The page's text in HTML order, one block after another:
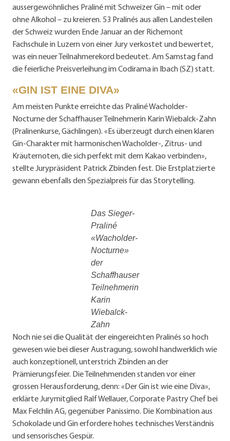
aussergewöhnliches Praliné mit Schweizer Gin – mit oder
ohne Alkohol – zu kreieren. 53 Pralinés aus allen Landesteilen
der Schweiz wurden Ende Januar an der Richemont
Fachschule in Luzern von einer Jury verkostet und bewertet,
was ein neuer Teilnahmerekord bedeutet. Am Samstag fand
die feierliche Preisverleihung im Codirama in Ibach (SZ) statt.
«GIN IST EINE DIVA»
Am meisten Punkte erreichte das Praliné Wacholder-
Nocturne der Schaffhauser Teilnehmerin Karin Wiebalck-Zahn
(Pralinenkurse, Gächlingen). «Es überzeugt durch einen klaren
Gin-Charakter mit harmonischen Wacholder-, Zitrus- und
Kräuternoten, die sich perfekt mit dem Kakao verbinden»,
stellte Jurypräsident Patrick Zbinden fest. Die Erstplatzierte
gewann ebenfalls den Spezialpreis für das Storytelling.
Das Sieger-
Praliné
«Wacholder-
Nocturne»
der
Schaffhauser
Teilnehmerin
Karin
Wiebalck-
Zahn
Noch nie sei die Qualität der eingereichten Pralinés so hoch
gewesen wie bei dieser Austragung, sowohl handwerklich wie
auch konzeptionell, unterstrich Zbinden an der
Prämierungsfeier. Die Teilnehmenden standen vor einer
grossen Herausforderung, denn: «Der Gin ist wie eine Diva»,
erklärte Jurymitglied Ralf Wellauer, Corporate Pastry Chef bei
Max Felchlin AG, gegenüber Panissimo. Die Kombination aus
Schokolade und Gin erfordere hohes technisches Verständnis
und sensorisches Gespür.